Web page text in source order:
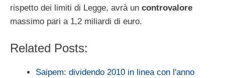
rispetto dei limiti di Legge, avrà un controvalore
massimo pari a 1,2 miliardi di euro.
Related Posts:
Saipem: dividendo 2010 in linea con l'anno